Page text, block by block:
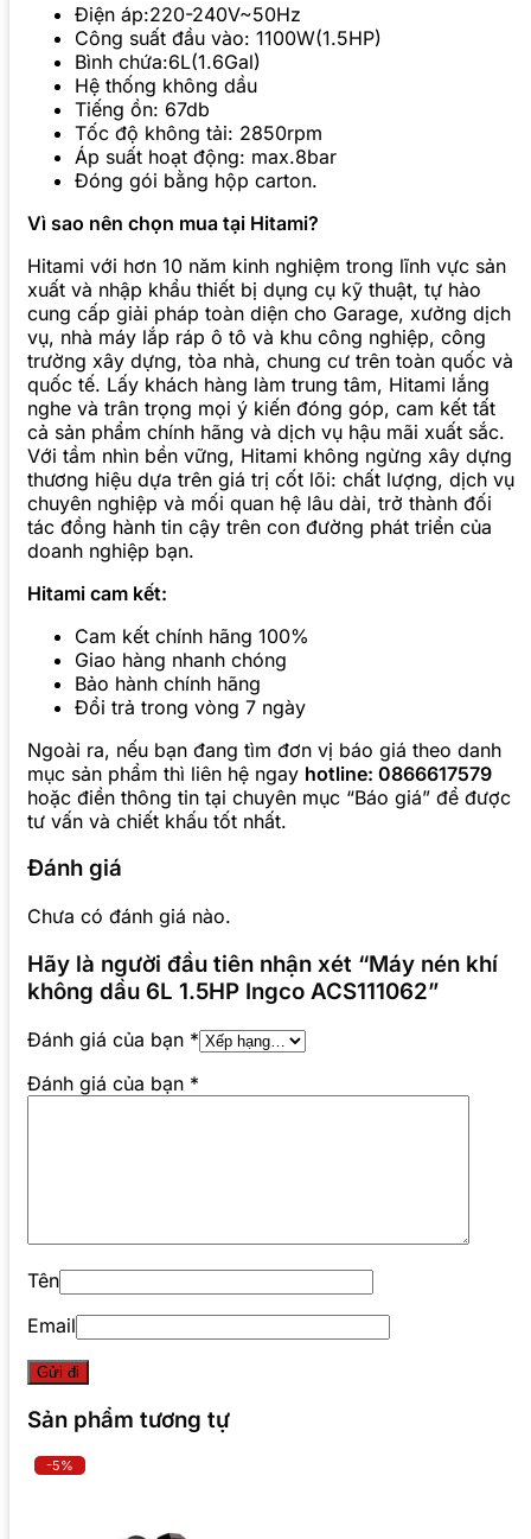
Điện áp:220-240V~50Hz
Công suất đầu vào: 1100W(1.5HP)
Bình chứa:6L(1.6Gal)
Hệ thống không dầu
Tiếng ồn: 67db
Tốc độ không tải: 2850rpm
Áp suất hoạt động: max.8bar
Đóng gói bằng hộp carton.
Vì sao nên chọn mua tại Hitami?
Hitami với hơn 10 năm kinh nghiệm trong lĩnh vực sản
xuất và nhập khẩu thiết bị dụng cụ kỹ thuật, tự hào
cung cấp giải pháp toàn diện cho Garage, xưởng dịch
vụ, nhà máy lắp ráp ô tô và khu công nghiệp, công
trường xây dựng, tòa nhà, chung cư trên toàn quốc và
quốc tế. Lấy khách hàng làm trung tâm, Hitami lắng
nghe và trân trọng mọi ý kiến đóng góp, cam kết tất
cả sản phẩm chính hãng và dịch vụ hậu mãi xuất sắc.
Với tầm nhìn bền vững, Hitami không ngừng xây dựng
thương hiệu dựa trên giá trị cốt lõi: chất lượng, dịch vụ
chuyên nghiệp và mối quan hệ lâu dài, trở thành đối
tác đồng hành tin cậy trên con đường phát triển của
doanh nghiệp bạn.
Hitami cam kết:
Cam kết chính hãng 100%
Giao hàng nhanh chóng
Bảo hành chính hãng
Đổi trả trong vòng 7 ngày
Ngoài ra, nếu bạn đang tìm đơn vị báo giá theo danh
mục sản phẩm thì liên hệ ngay hotline: 0866617579
hoặc điền thông tin tại chuyên mục “Báo giá” để được
tư vấn và chiết khấu tốt nhất.
Đánh giá
Chưa có đánh giá nào.
Hãy là người đầu tiên nhận xét “Máy nén khí
không dầu 6L 1.5HP Ingco ACS111062”
Đánh giá của bạn *
Đánh giá của bạn *
Tên
Email
Sản phẩm tương tự
-5%